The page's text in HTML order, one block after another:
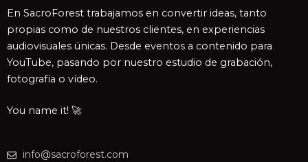
En SacroForest trabajamos en convertir ideas, tanto
propias como de nuestros clientes, en experiencias
audiovisuales únicas. Desde eventos a contenido para
YouTube, pasando por nuestro estudio de grabación,
fotografía o vídeo.
You name it! 🚀
info@sacroforest.com